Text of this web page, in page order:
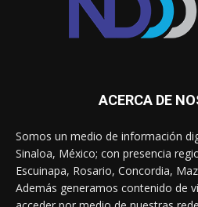
ACERCA DE
Somos un medio de información
Sinaloa, México; con presencia
Escuinapa, Rosario, Concordia,
Además generamos contenido de